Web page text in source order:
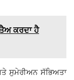
ਕਰਦਾ ਹੈ
ਸੁਮੇਰੀਅਨ ਸੱਭਿਅਤਾ